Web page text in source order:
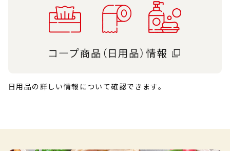
日用品の詳しい情報について確認できます。